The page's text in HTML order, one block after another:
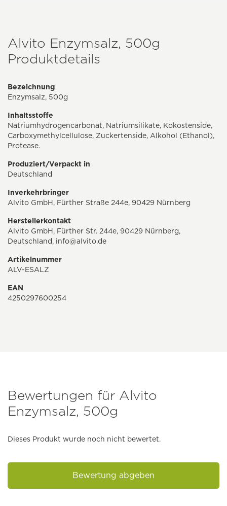
Alvito Enzymsalz, 500g
Produktdetails
Bezeichnung
Enzymsalz, 500g
Inhaltsstoffe
Natriumhydrogencarbonat, Natriumsilikate, Kokostenside,
Carboxymethylcellulose, Zuckertenside, Alkohol (Ethanol),
Protease.
Produziert/Verpackt in
Deutschland
Inverkehrbringer
Alvito GmbH, Fürther Straße 244e, 90429 Nürnberg
Herstellerkontakt
Alvito GmbH, Fürther Str. 244e, 90429 Nürnberg,
Deutschland, info@alvito.de
Artikelnummer
ALV-ESALZ
EAN
4250297600254
Bewertungen für Alvito
Enzymsalz, 500g
Dieses Produkt wurde noch nicht bewertet.
Bewertung abgeben